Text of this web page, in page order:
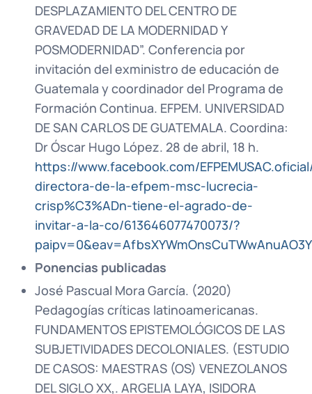
DESPLAZAMIENTO DEL CENTRO DE
GRAVEDAD DE LA MODERNIDAD Y
POSMODERNIDAD”. Conferencia por
invitación del exministro de educación de
Guatemala y coordinador del Programa de
Formación Continua. EFPEM. UNIVERSIDAD
DE SAN CARLOS DE GUATEMALA. Coordina:
Dr Óscar Hugo López. 28 de abril, 18 h.
https://www.facebook.com/
directora-de-la-efpem-msc-lucrecia-
crisp%C3%ADn-tiene-el-agrado-de-
invitar-a-la-co/613646077470073/?
Ponencias publicadas
José Pascual Mora García. (2020)
Pedagogías críticas latinoamericanas.
FUNDAMENTOS EPISTEMOLÓGICOS DE LAS
SUBJETIVIDADES DECOLONIALES. (ESTUDIO
DE CASOS: MAESTRAS (OS) VENEZOLANOS
DEL SIGLO XX,. ARGELIA LAYA, ISIDORA